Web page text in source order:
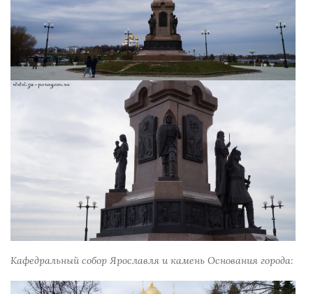
Кафедральный собор Ярославля и камень Основания города: